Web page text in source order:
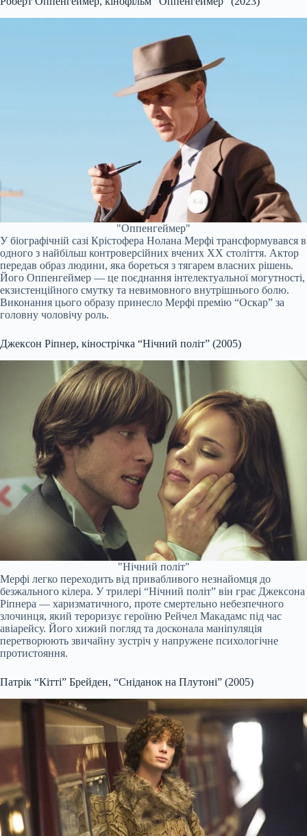
"Оппенгеймер"
У біографічній сазі Крістофера Нолана Мерфі трансформувався в
одного з найбільш контроверсійних вчених XX століття. Актор
передав образ людини, яка бореться з тягарем власних рішень.
Його Оппенгеймер — це поєднання інтелектуальної могутності,
екзистенційного смутку та невимовного внутрішнього болю.
Виконання цього образу принесло Мерфі премію “Оскар” за
головну чоловічу роль.
Джексон Ріпнер, кінострічка “Нічний політ” (2005)
"Нічний політ"
Мерфі легко переходить від привабливого незнайомця до
безжального кілера. У трилері “Нічний політ” він грає Джексона
Ріпнера — харизматичного, проте смертельно небезпечного
злочинця, який тероризує героїню Рейчел Макадамс під час
авіарейсу. Його хижий погляд та досконала маніпуляція
перетворюють звичайну зустріч у напружене психологічне
протистояння.
Патрік “Кітті” Брейден, “Сніданок на Плутоні” (2005)